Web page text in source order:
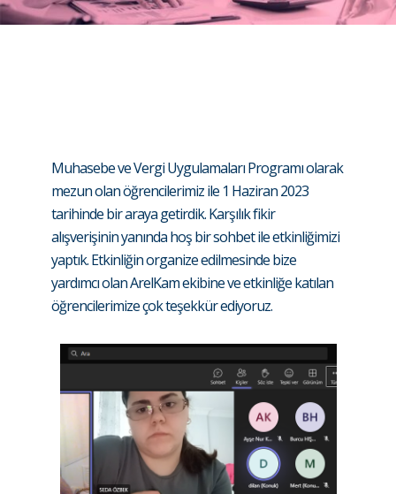
Muhasebe ve Vergi Uygulamaları Programı olarak
mezun olan öğrencilerimiz ile 1 Haziran 2023
tarihinde bir araya getirdik. Karşılık fikir
alışverişinin yanında hoş bir sohbet ile etkinliğimizi
yaptık. Etkinliğin organize edilmesinde bize
yardımcı olan ArelKam ekibine ve etkinliğe katılan
öğrencilerimize çok teşekkür ediyoruz.